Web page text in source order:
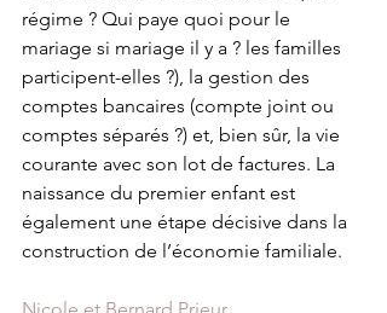
régime ? Qui paye quoi pour le
mariage si mariage il y a ? les familles
participent-elles ?), la gestion des
comptes bancaires (compte joint ou
comptes séparés ?) et, bien sûr, la vie
courante avec son lot de factures. La
naissance du premier enfant est
également une étape décisive dans la
construction de l’économie familiale.